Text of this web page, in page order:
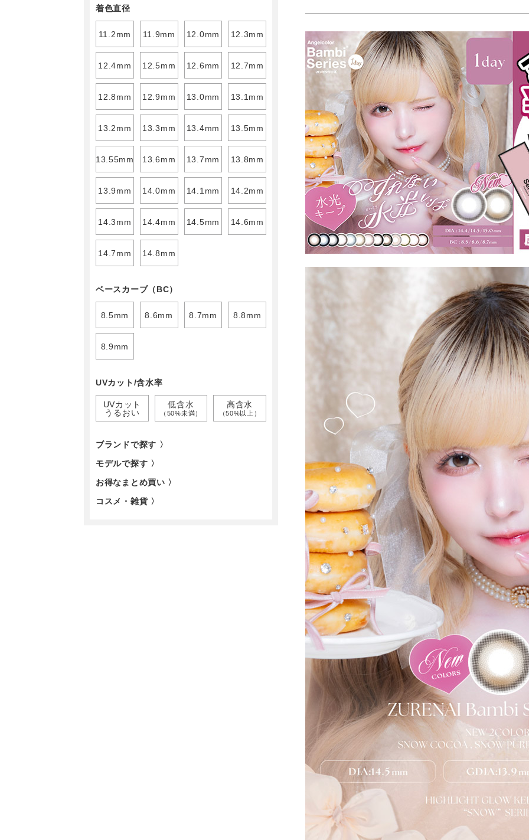
着色直径
11.2mm 11.9mm 12.0mm 12.3mm
12.4mm 12.5mm 12.6mm 12.7mm
12.8mm 12.9mm 13.0mm 13.1mm
13.2mm 13.3mm 13.4mm 13.5mm
13.55mm 13.6mm 13.7mm 13.8mm
13.9mm 14.0mm 14.1mm 14.2mm
14.3mm 14.4mm 14.5mm 14.6mm
14.7mm 14.8mm
ベースカーブ（BC）
8.5mm 8.6mm 8.7mm 8.8mm
8.9mm
UVカット/含水率
UVカット
うるおい
低含水
（50%未満）
高含水
（50%以上）
ブランドで探す 〉
モデルで探す 〉
お得なまとめ買い 〉
コスメ・雑貨 〉